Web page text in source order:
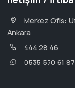
Merkez Ofis:
Ankara
444 28 46
0535 570 61 87